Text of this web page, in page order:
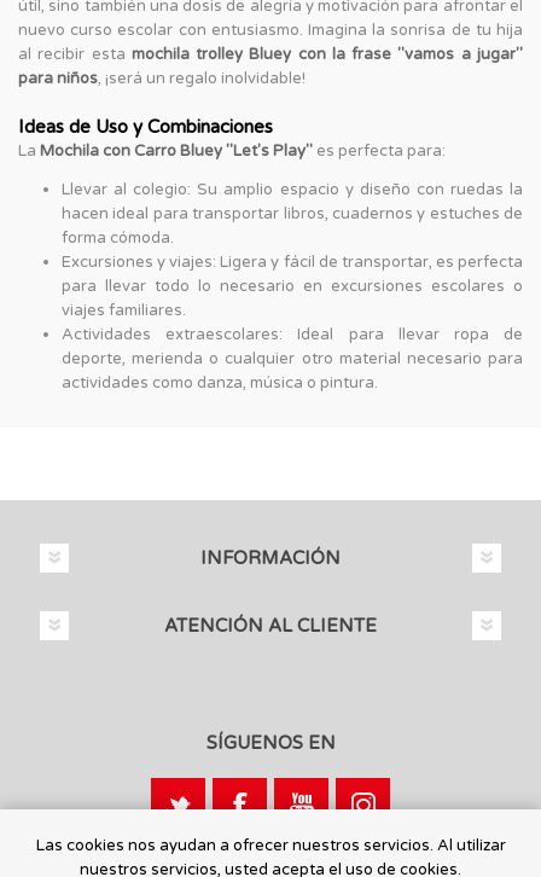
útil, sino también una dosis de alegría y motivación para afrontar el
nuevo curso escolar con entusiasmo. Imagina la sonrisa de tu hija
al recibir esta mochila trolley Bluey con la frase "vamos a jugar"
para niños, ¡será un regalo inolvidable!
Ideas de Uso y Combinaciones
La Mochila con Carro Bluey "Let's Play" es perfecta para:
Llevar al colegio: Su amplio espacio y diseño con ruedas la
hacen ideal para transportar libros, cuadernos y estuches de
forma cómoda.
Excursiones y viajes: Ligera y fácil de transportar, es perfecta
para llevar todo lo necesario en excursiones escolares o
viajes familiares.
Actividades extraescolares: Ideal para llevar ropa de
deporte, merienda o cualquier otro material necesario para
actividades como danza, música o pintura.
INFORMACIÓN
ATENCIÓN AL CLIENTE
SÍGUENOS EN
Las cookies nos ayudan a ofrecer nuestros servicios. Al utilizar
nuestros servicios, usted acepta el uso de cookies.